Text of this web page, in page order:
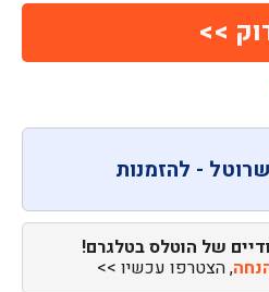
- להזמנות
של הוטלס בטלגרם!
, הצטרפו עכשיו >>